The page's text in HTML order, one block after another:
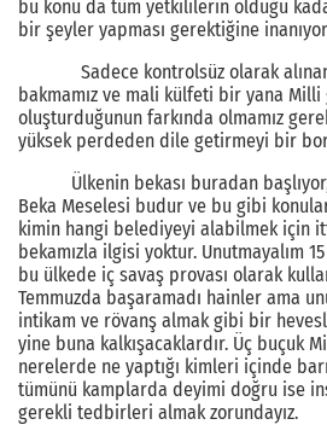
bu konu da tüm yetkililerin olduğu
bir şeyler yapması gerektiğine
Sadece kontrolsüz olarak
bakmamız ve mali külfeti bir yana
oluşturduğunun farkında olmamız
yüksek perdeden dile getirmeyi bir
Ülkenin bekası buradan başlıyor,
Beka Meselesi budur ve bu gibi
kimin hangi belediyeyi alabilmek için
bekamızla ilgisi yoktur. Unutmayalım 15
bu ülkede iç savaş provası olarak
Temmuzda başaramadı hainler ama
intikam ve rövanş almak gibi bir
yine buna kalkışacaklardır. Üç buçuk
nerelerde ne yaptığı kimleri içinde
tümünü kamplarda deyimi doğru ise
gerekli tedbirleri almak zorundayız.